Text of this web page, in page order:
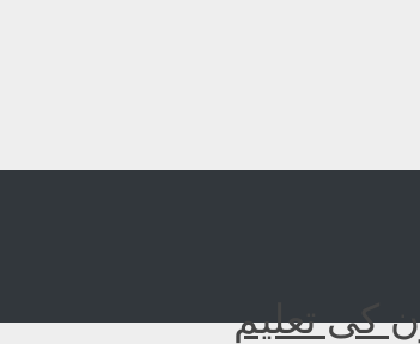
کی تعلیم